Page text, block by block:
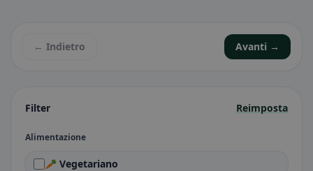
Filter Reimposta
Alimentazione
🥕 Vegetariano
← Indietro Avanti →